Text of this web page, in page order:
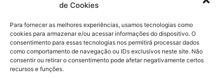
de Cookies
Para fornecer as melhores experiências, usamos tecnologias como
cookies para armazenar e/ou acessar informações do dispositivo. O
consentimento para essas tecnologias nos permitirá processar dados
como comportamento de navegação ou IDs exclusivos neste site. Não
consentir ou retirar o consentimento pode afetar negativamente certos
recursos e funções.